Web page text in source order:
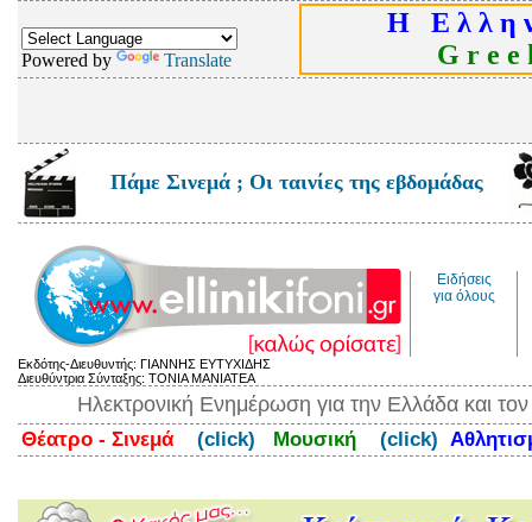
Powered by Translate
Η Ε λ λ η
G r e e
Πάμε Σινεμά ; Οι ταινίες της εβδομάδας
Ειδήσεις
για όλους
Εκδότης-Διευθυντής: ΓΙΑΝΝΗΣ ΕΥΤΥΧΙΔΗΣ
Διευθύντρια Σύνταξης: ΤΟΝΙΑ ΜΑΝΙΑΤΕΑ
Ηλεκτρονική Ενημέρωση για την Ελλάδα και
Θέατρο - Σινεμά (click) Μουσική (click)